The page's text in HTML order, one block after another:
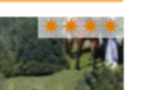
✷✷✷✷